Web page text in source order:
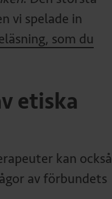
vi spelade in
som du
etiska
kan också
av förbundets